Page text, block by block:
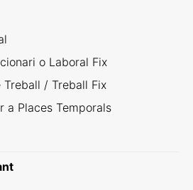
o Laboral Fix
/ Treball Fix
a Places Temporals